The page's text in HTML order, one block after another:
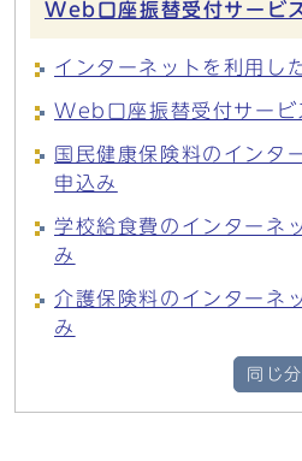
Web口座振替受付サービ
インターネットを利用し
Web口座振替受付サービ
国民健康保険料のインタ
申込み
学校給食費のインターネ
み
介護保険料のインターネ
み
同じ